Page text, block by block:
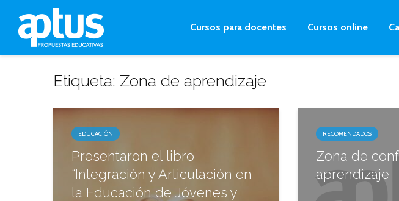
Cursos para docentes Cursos online
Etiqueta: Zona de aprendizaje
EDUCACIÓN
Presentaron el libro
“Integración y Articulación en
la Educación de Jóvenes y
RECOMENDADOS
Zona de
aprendizaje